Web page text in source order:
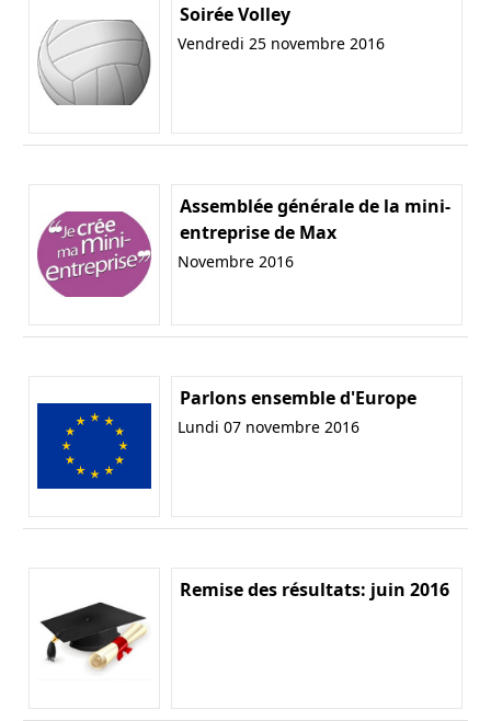
Soirée Volley
Vendredi 25 novembre 2016
Assemblée générale de la mini-
entreprise de Max
Novembre 2016
Parlons ensemble d'Europe
Lundi 07 novembre 2016
Remise des résultats: juin 2016